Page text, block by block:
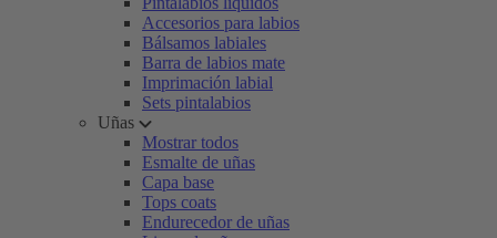
Accesorios para labios
Bálsamos labiales
Barra de labios mate
Imprimación labial
Sets pintalabios
Uñas
Mostrar todos
Esmalte de uñas
Capa base
Tops coats
Endurecedor de uñas